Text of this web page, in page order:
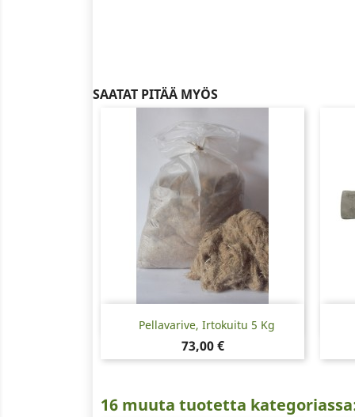
SAATAT PITÄÄ MYÖS
Pellavarive, Irtokuitu 5 Kg
Hinta
73,00 €
Pikakatselu
16 muuta tuotetta